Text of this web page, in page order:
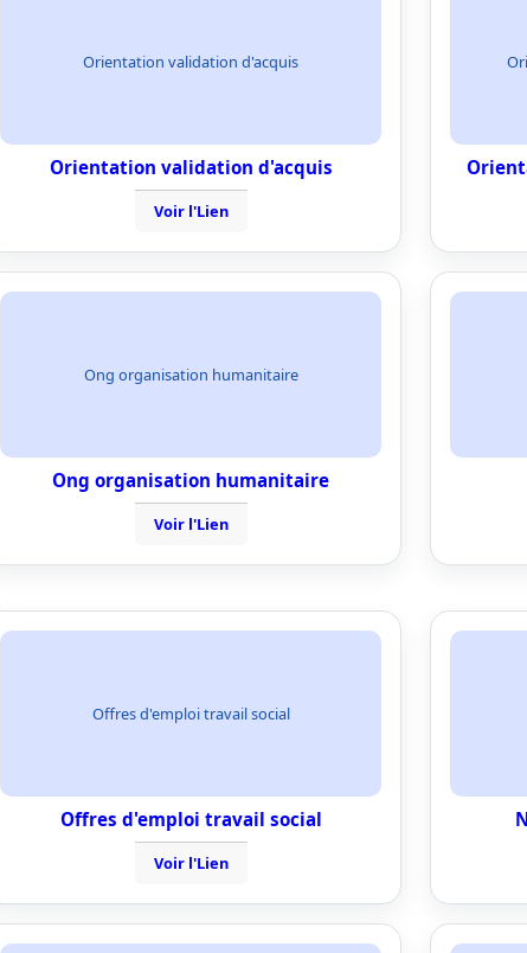
Orientation validation d'acquis
Orientation validation d'acquis
Voir l'Lien
Ong organisation humanitaire
Ong organisation humanitaire
Voir l'Lien
Offres d'emploi travail social
Offres d'emploi travail social
Voir l'Lien